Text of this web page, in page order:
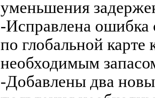
уменьшения
-Исправлена ошибка
по глобальной
необходимым
-Добавлены два